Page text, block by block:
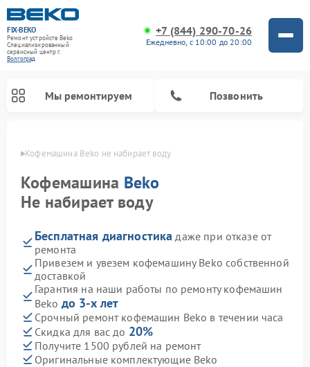
FIX-BEKO
Ремонт устройств Beko
Специализированный
cервисный центр г.
Волгоград
+7 (844) 290-70-26
Ежедневно, с 10:00 до 20:00
Мы ремонтируем Позвонить
Кофемашина Beko не набирает воду
Кофемашина Beko
Не набирает воду
Бесплатная диагностика даже при отказе от
ремонта
Привезем и увезем кофемашину Beko собственной
доставкой
Гарантия на наши работы по ремонту кофемашин
Beko до 3-х лет
Срочный ремонт кофемашин Beko в течении часа
Скидка для вас до 20%
Получите 1500 рублей на ремонт
Оригинальные комплектующие Beko